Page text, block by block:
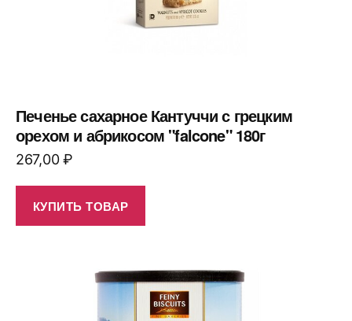
Печенье сахарное Кантуччи с грецким
орехом и абрикосом "falcone" 180г
267,00₽
КУПИТЬ ТОВАР